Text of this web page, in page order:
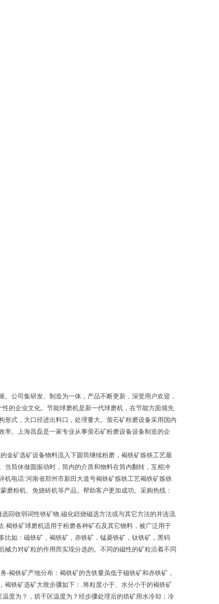
公司集研发、制造为一体，产品不断更新，深受用户欢迎，
的企业文化。节能球磨机是新一代球磨机，在节能方面领先
式，大口径进出料口，处理量大。萤石矿粉磨设备采用国内
。上海昌磊是一家专业从事萤石矿粉磨设备设备制造的企
金矿选矿设备物料流入下圆筒继续粉磨，褐铁矿炼铁工艺最
筒休做圆振动时，筒内的介质和物料在筒内翻转，互相冲
电话:河南省郑州市新田大道号褐铁矿炼铁工艺褐铁矿炼铁
粉机、免烧砖机等产品。帮助客户更加成功。采购热线：
回收弱词性铁矿物,磁化錇烧磁选方法或与其它方法的并连流
褐铁矿球磨机适用于粉磨各种矿石及其它物料，被广泛用于
如：磁铁矿，褐铁矿，赤铁矿，锰菱铁矿，钛铁矿，黑钨
力对矿粒的作用而实现分选的。不同的磁性的矿粒沿着不同
褐铁矿产地分布：褐铁矿的含铁量虽低于磁铁矿和赤铁矿，
铁矿选矿大致步骤如下：.将粒度小于、水分小于的褐铁矿
度为？，烘干区温度为？经步骤处理后的焙矿用水冷却；冷